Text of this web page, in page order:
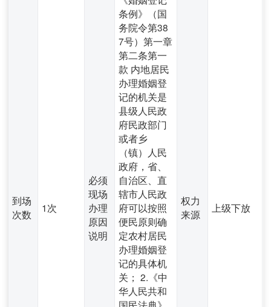
到场
次数
1次
必须
现场
办理
原因
说明
条例》（国
务院令第38
7号）第一章
第二条第一
款 内地居民
办理婚姻登
记的机关是
县级人民政
府民政部门
或者乡
（镇）人民
政府，省、
自治区、直
辖市人民政
府可以按照
便民原则确
定农村居民
办理婚姻登
记的具体机
关； 2.《中
华人民共和
权力
来源
上级下放